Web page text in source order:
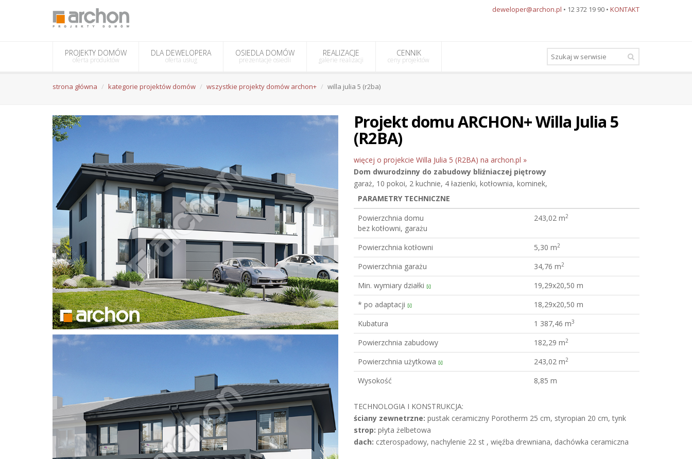
deweloper@archon.pl • 12 372 19 90 • KONTAKT
PROJEKTY DOMÓW
oferta produktów
DLA DEWELOPERA
oferta usług
OSIEDLA DOMÓW
prezentacje osiedli
REALIZACJE
galerie realizacji
CENNIK
ceny projektów
strona główna kategorie projektów domów wszystkie projekty domów archon+ willa julia 5 (r2ba)
Projekt domu ARCHON+ Willa Julia 5
(R2BA)
więcej o projekcie Willa Julia 5 (R2BA) na archon.pl »
Dom dwurodzinny do zabudowy bliźniaczej piętrowy
garaż, 10 pokoi, 2 kuchnie, 4 łazienki, kotłownia, kominek,
PARAMETRY TECHNICZNE
Powierzchnia domu
bez kotłowni, garażu
243,02 m2
Powierzchnia kotłowni 5,30 m2
Powierzchnia garażu 34,76 m2
Min. wymiary działki [i]
19,29x20,50 m
* po adaptacji [i]
18,29x20,50 m
Kubatura
1 387,46 m3
Powierzchnia zabudowy 182,29 m2
Powierzchnia użytkowa [i] 243,02 m2
Wysokość 8,85 m
TECHNOLOGIA I KONSTRUKCJA:
ściany zewnetrzne: pustak ceramiczny Porotherm 25 cm, styropian 20 cm, tynk
strop: płyta żelbetowa
dach: czterospadowy, nachylenie 22 st , więźba drewniana, dachówka ceramiczna